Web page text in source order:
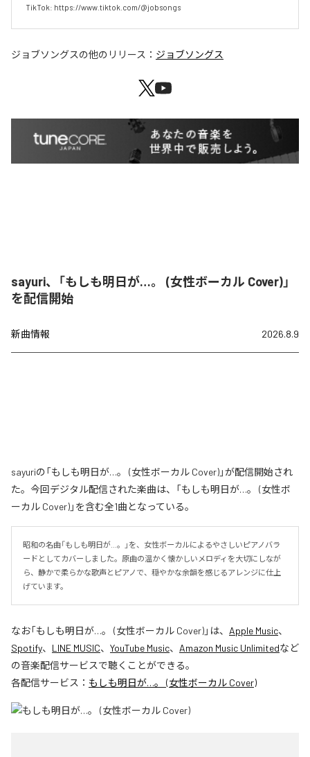
TikTok: https://www.tiktok.com/@jobsongs
ジョブソングスの他のリリース： ジョブソングス
sayuri、「もしも明日が…。 (女性ボーカル Cover)」
を配信開始
新曲情報 2026.8.9
sayuriの「もしも明日が…。 (女性ボーカル Cover)」が配信開始され
た。今回デジタル配信された楽曲は、「もしも明日が…。 (女性ボ
ーカル Cover)」を含む全1曲となっている。
昭和の名曲「もしも明日が…。」を、女性ボーカルによるやさしいピアノバラ
ードとしてカバーしました。原曲の温かく懐かしいメロディを大切にしなが
ら、静かで柔らかな歌声とピアノで、穏やかな余韻を感じるアレンジに仕上
げています。
なお「もしも明日が…。 (女性ボーカル Cover)」は、 Apple Music、
Spotify、 LINE MUSIC、 YouTube Music、 Amazon Music Unlimitedなど
の音楽配信サービスで聴くことができる。
各配信サービス： もしも明日が…。 (女性ボーカル Cover)